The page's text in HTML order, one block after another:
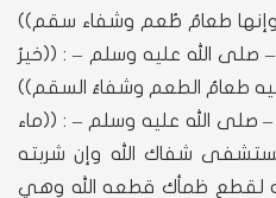
وإنها طعامُ طُعم وشفاء سقم))
– صلى الله عليه وسلم – : ((خيرُ
طعامُ الطعم وشفاءُ السقم))
– صلى الله عليه وسلم – : ((ماء
شفاك الله وإن شربته
لقطع ظمأك قطعه الله وهي